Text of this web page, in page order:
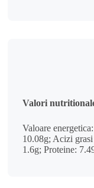
Valori
Valoare
10.08g; Acizi
1.6g; Proteine: